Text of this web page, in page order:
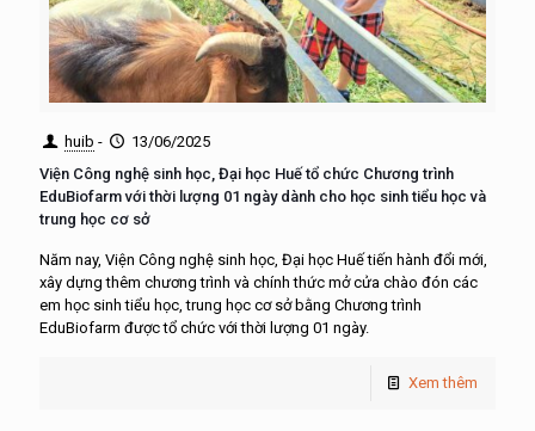
huib -
13/06/2025
Viện Công nghệ sinh học, Đại học Huế tổ chức Chương trình
EduBiofarm với thời lượng 01 ngày dành cho học sinh tiểu học và
trung học cơ sở
Năm nay, Viện Công nghệ sinh học, Đại học Huế tiến hành đổi mới,
xây dựng thêm chương trình và chính thức mở cửa chào đón các
em học sinh tiểu học, trung học cơ sở bằng Chương trình
EduBiofarm được tổ chức với thời lượng 01 ngày.
Xem thêm